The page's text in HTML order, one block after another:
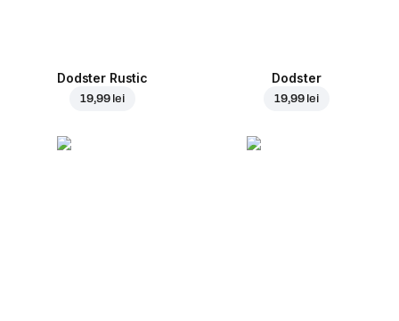
Dodster Rustic
19,99 lei
Dodster
19,99 lei